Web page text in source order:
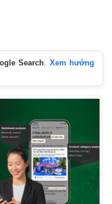
Search
Xem hướng